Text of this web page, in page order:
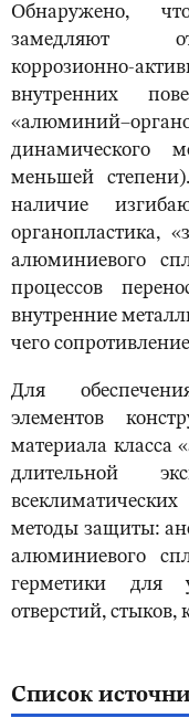
Обнаружено,
замедляют
коррозионно-
внутренних
динамического
меньшей
наличие
органопластика,
алюминиевого
процессов
внутренние
чего
Для
элементов
материала класса
длительной
методы защиты:
алюминиевого
герметики для
отверстий, стыков,
Список